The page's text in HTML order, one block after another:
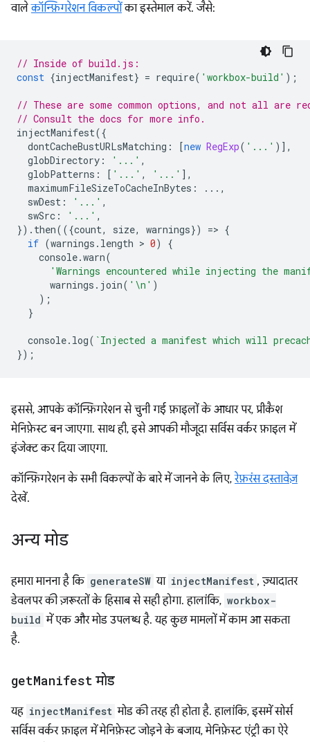
वालेकॉन्फ़िगरेशन विकल्पोंका इस्तेमाल करें. जैसे:
// Inside of build.js:
const {injectManifest} = require( 'workbox-build' );
// These are some common options, and not all are
// Consult the docs for more info.
injectManifest({
dontCacheBustURLsMatching : [new RegExp( '...' )],
globDirectory : '...' ,
globPatterns : [ '...' , '...' ],
maximumFileSizeToCacheInBytes :
...,
swDest : '...' ,
swSrc : '...' ,
}). then(({count, size, warnings}) => {
if (warnings . length > 0)
{
console.warn(
'Warnings encountered while injecting the
warnings . join( '\n' )
);
}
console. log( `Injected a manifest which will
});
इससे, आपके कॉन्फ़िगरेशन से चुनी गई फ़ाइलों के आधार पर, प्रीकैश
मेनिफ़ेस्ट बन जाएगा. साथ ही, इसे आपकी मौजूदा सर्विस वर्कर फ़ाइल में
इंजेक्ट कर दिया जाएगा.
कॉन्फ़िगरेशन के सभी विकल्पों के बारे में जानने के लिए,रेफ़रंस दस्तावेज़
देखें.
अन्य मोड
हमारा मानना है कि generateSW या injectManifest , ज़्यादातर
डेवलपर की ज़रूरतों के हिसाब से सही होगा. हालांकि, workbox-
build में एक और मोड उपलब्ध है. यह कुछ मामलों में काम आ सकता
है.
getManifest मोड
यह injectManifest मोड की तरह ही होता है. हालांकि, इसमें सोर्स
सर्विस वर्कर फ़ाइल में मेनिफ़ेस्ट जोड़ने के बजाय, मेनिफ़ेस्ट एंट्री का ऐरे